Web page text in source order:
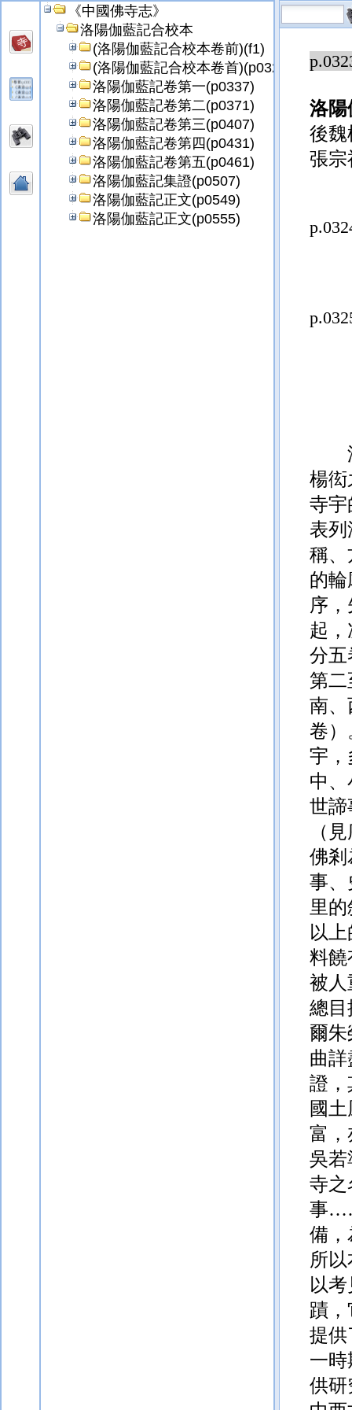
《中國佛寺志》
洛陽伽藍記合校本
(洛陽伽藍記合校本卷前)(f1)
(洛陽伽藍記合校本卷首)(p0327)
洛陽伽藍記卷第一(p0337)
洛陽伽藍記卷第二(p0371)
洛陽伽藍記卷第三(p0407)
洛陽伽藍記卷第四(p0431)
洛陽伽藍記卷第五(p0461)
洛陽伽藍記集證(p0507)
洛陽伽藍記正文(p0549)
洛陽伽藍記正文(p0555)
洛陽
後魏
張宗
楊衒
寺宇
表列
稱、
的
序
起
分五
第二
南、
卷
宇，
中、
世諦
（
佛剎
事、
里
以
料饒
被人
總目
爾
曲
證，
國土
富，
吳若
寺之
事
備，
所
以
蹟
提供
一
供研